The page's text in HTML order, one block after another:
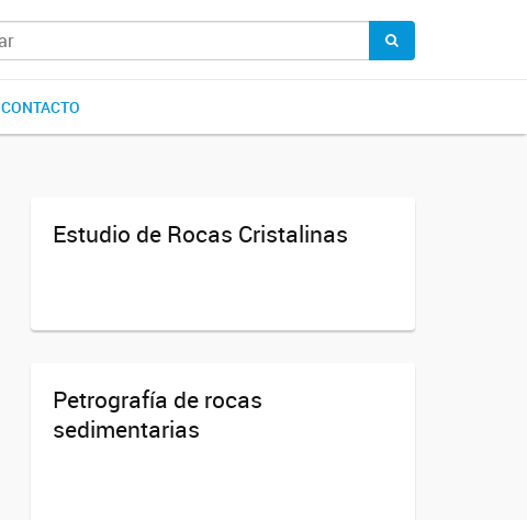
CONTACTO
Estudio de Rocas Cristalinas
Petrografía de rocas
sedimentarias